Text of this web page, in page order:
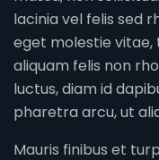
lacinia vel felis sed
eget molestie vitae,
aliquam felis non
luctus, diam id
pharetra arcu, ut
Mauris finibus et